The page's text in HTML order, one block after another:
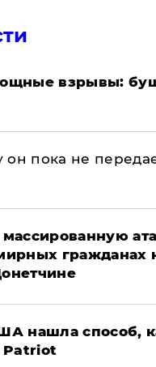
взрывы:
пока не
гражданах
нашла способ,
Patriot